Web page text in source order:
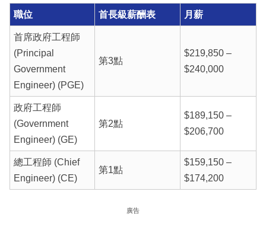
職位 首長級薪酬表 月薪
首席政府工程師
(Principal
Government
Engineer) (PGE)
第3點
$219,850 –
$240,000
政府工程師
(Government
Engineer) (GE)
第2點
$189,150 –
$206,700
總工程師 (Chief
Engineer) (CE)
第1點
$159,150 –
$174,200
廣告